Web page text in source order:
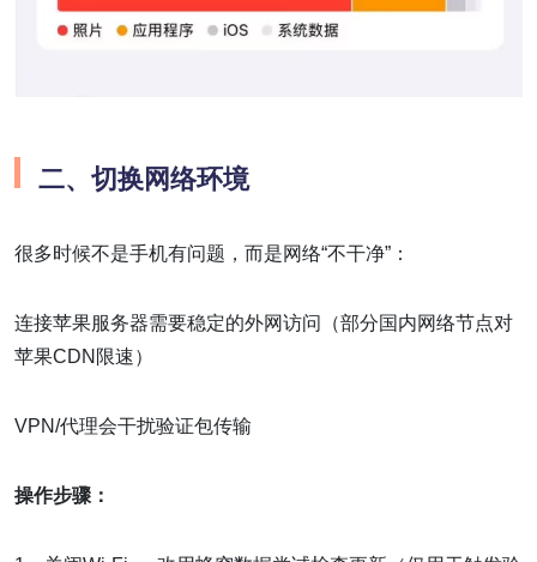
二、切换网络环境
很多时候不是手机有问题，而是网络“不干净”：
连接苹果服务器需要稳定的外网访问（部分国内网络节点对
苹果CDN限速）
VPN/代理会干扰验证包传输
操作步骤：